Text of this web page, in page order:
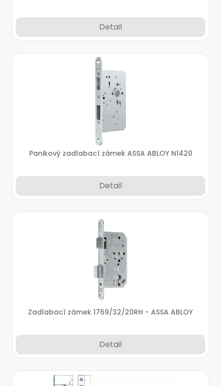
Detail
Panikový zadlabací zámek ASSA ABLOY N1420
Detail
Zadlabací zámek 1769/32/20RH - ASSA ABLOY
Detail